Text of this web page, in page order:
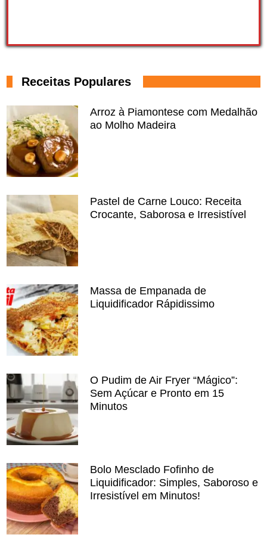
Receitas Populares
Arroz à Piamontese com Medalhão
ao Molho Madeira
Pastel de Carne Louco: Receita
Crocante, Saborosa e Irresistível
Massa de Empanada de
Liquidificador Rápidissimo
O Pudim de Air Fryer “Mágico”:
Sem Açúcar e Pronto em 15
Minutos
Bolo Mesclado Fofinho de
Liquidificador: Simples, Saboroso e
Irresistível em Minutos!